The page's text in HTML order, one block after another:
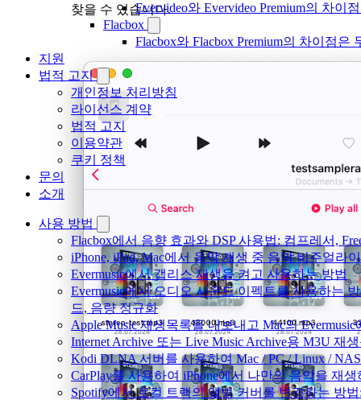
Evervideo와 Evervideo Premium의 차이
Flacbox
Flacbox와 Flacbox Premium의 차이점은
지원
법적 고지
개인정보 처리방침
라이선스 계약
법적 고지
이용약관
쿠키 정책
문의
소개
사용 방법
Flacbox에서 음향 효과와 DSP 사용법: 컴프레서,
iPhone, iPad, Mac에서 음악 재생 중 음악 비주얼라
Evermusic에서 갭리스 재생을 켜고 사용하는 방법
Evermusic에서 오디오 사운드 이펙트를 사용하는
드, 음량 정규화
Apple Music 재생목록을 내보내고 Mac의
Internet Archive 또는 Live Music Archive용 M3U 재
Kodi DLNA 서버를 사용하여 Mac / PC / Linux /
CarPlay를 사용하여 iPhone에서 나만의 음악을 재
Spotify에서 로컬 트랙의 앨범 커버를 변경하는 방
찾을 수 있습니다.